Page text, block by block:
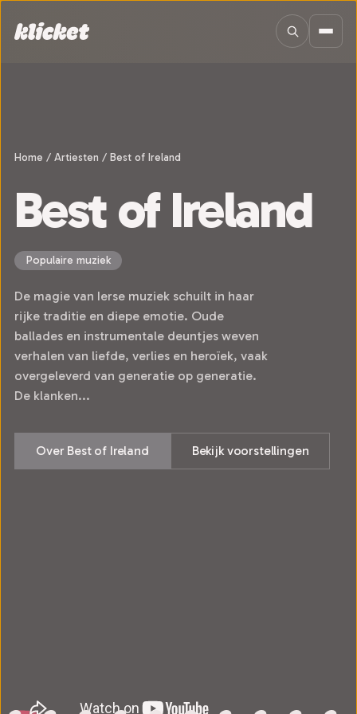
Home / Artiesten / Best of Ireland
Best of Ireland
Populaire muziek
De magie van Ierse muziek schuilt in haar
rijke traditie en diepe emotie. Oude
ballades en instrumentale deuntjes weven
verhalen van liefde, verlies en heroïek, vaak
overgeleverd van generatie op generatie.
De klanken...
Over Best of Ireland Bekijk voorstellingen